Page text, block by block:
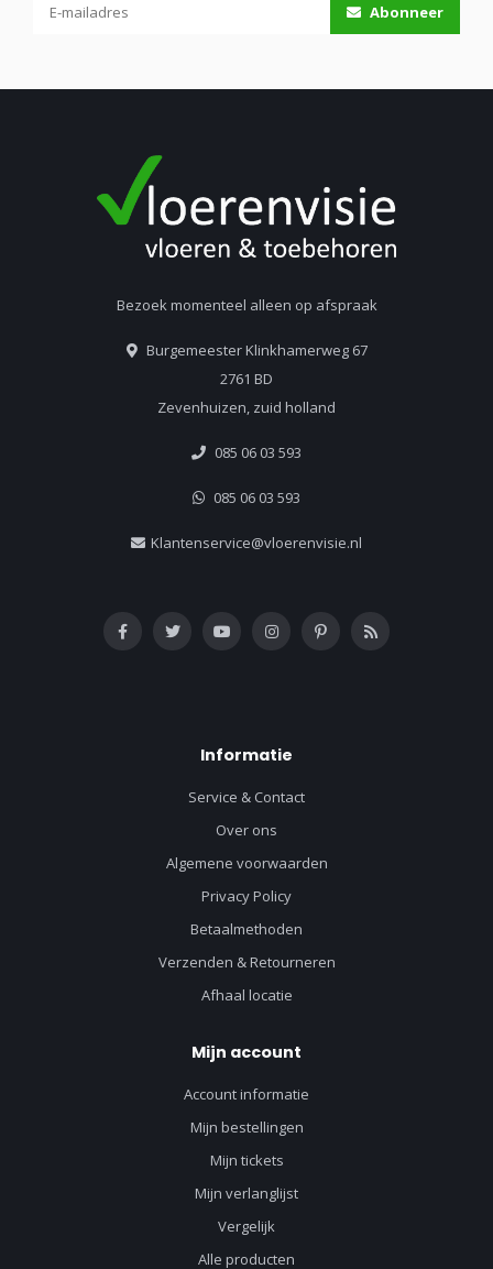
Abonneer
Bezoek momenteel alleen op afspraak
Burgemeester Klinkhamerweg 67
2761 BD
Zevenhuizen, zuid holland
085 06 03 593
085 06 03 593
Klantenservice@vloerenvisie.nl
Informatie
Service & Contact
Over ons
Algemene voorwaarden
Privacy Policy
Betaalmethoden
Verzenden & Retourneren
Afhaal locatie
Mijn account
Account informatie
Mijn bestellingen
Mijn tickets
Mijn verlanglijst
Vergelijk
Alle producten